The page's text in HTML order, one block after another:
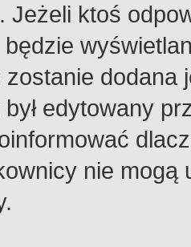
Jeżeli ktoś
dodana
edytowany
nie